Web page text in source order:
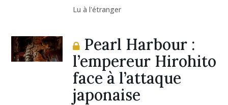
Lu à l'étranger
Pearl Harbour :
l’empereur Hirohito
face à l’attaque
japonaise